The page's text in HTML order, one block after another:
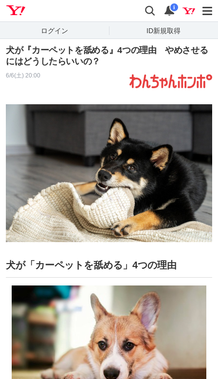
検索 通知
i
ログイン ID新規取得
犬が『カーペットを舐める』4つの理由 やめさせる
にはどうしたらいいの？
6/6(土) 20:00
犬が「カーペットを舐める」4つの理由